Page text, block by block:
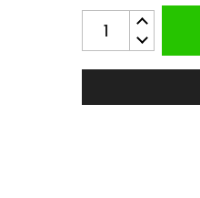
Panic
Pré
Treino
Abacaxi
quantidade